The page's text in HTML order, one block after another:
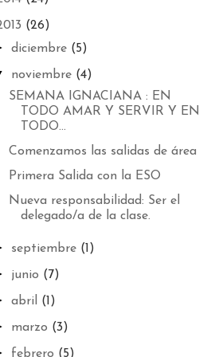
(26)
diciembre (5)
noviembre (4)
SEMANA IGNACIANA : EN
TODO AMAR Y SERVIR Y EN
TODO...
Comenzamos las salidas de área
Primera Salida con la ESO
Nueva responsabilidad: Ser el
delegado/a de la clase.
septiembre (1)
junio (7)
abril (1)
marzo (3)
febrero (5)